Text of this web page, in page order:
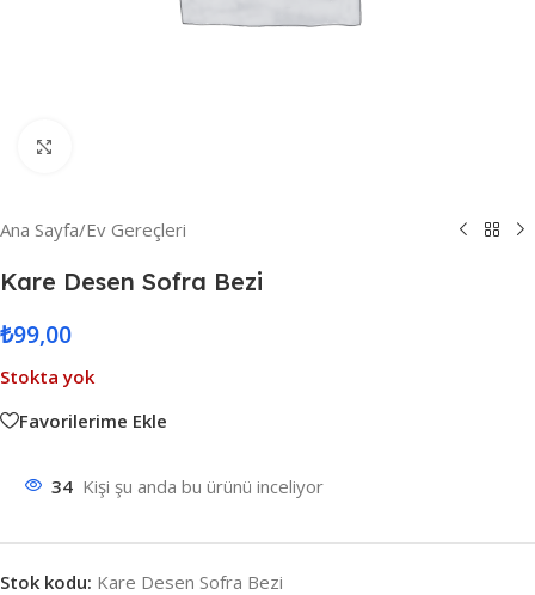
Ana Sayfa/Ev Gereçleri
Kare Desen Sofra Bezi
₺99,00
Stokta yok
Favorilerime Ekle
34 Kişi şu anda bu ürünü inceliyor
Stok kodu: Kare Desen Sofra Bezi